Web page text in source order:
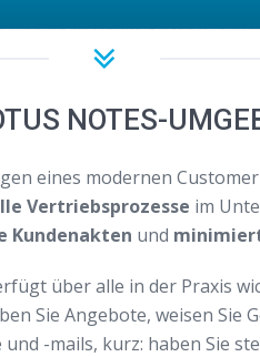
NOTES-
eines modernen
Vertriebsprozesse im
Kundenakten und
über alle in der Praxis
Sie Angebote, weisen Sie
-mails, kurz: haben Sie